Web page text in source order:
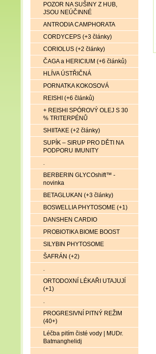
POZOR NA SUŠINY Z HUB,
JSOU NEÚČINNÉ
ANTRODIA CAMPHORATA
CORDYCEPS (+3 články)
CORIOLUS (+2 články)
ČAGA a HERICIUM (+6 článků)
HLÍVA ÚSTŘIČNÁ
PORNATKA KOKOSOVÁ
REISHI (+6 článků)
+ REISHI SPÓROVÝ OLEJ S 30
% TRITERPÉNŮ
SHIITAKE (+2 články)
SUPÍK – SIRUP PRO DĚTI NA
PODPORU IMUNITY
.
BERBERIN GLYCOshift™ -
novinka
BETAGLUKAN (+3 články)
BOSWELLIA PHYTOSOME (+1)
DANSHEN CARDIO
PROBIOTIKA BIOME BOOST
SILYBIN PHYTOSOME
ŠAFRÁN (+2)
.
ORTODOXNÍ LÉKAŘI UTAJUJÍ
(+1)
.
PROGRESIVNÍ PITNÝ REŽIM
(40+)
Léčba pitím čisté vody | MUDr.
Batmanghelidj